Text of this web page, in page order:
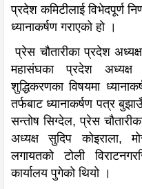
प्रदेश कमिटीलाई विभेदपूर्ण
ध्यानाकर्षण गराएको हो ।
प्रेस चौतारीका प्रदेश
महासंघका प्रदेश अध्यक्ष
शुद्धिकरणका विषयमा
तर्फबाट ध्यानाकर्षण पत्र
सन्तोष सिग्देल, प्रेस
अध्यक्ष सुदिप कोइराला,
लगायतको टोली
कार्यालय पुगेको थियो ।